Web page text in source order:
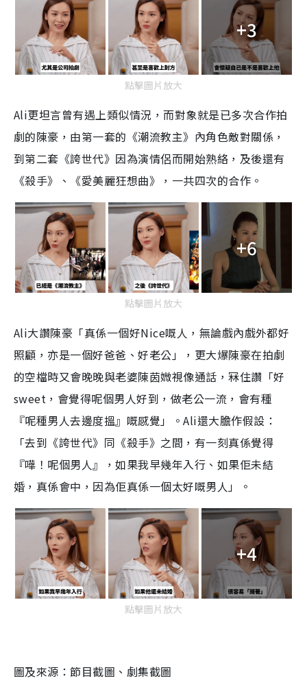
+3
點擊圖片放大
Ali更坦言曾有遇上類似情況，而對象就是已多次合作拍
劇的陳豪，由第一套的《潮流教主》內角色敵對關係，
到第二套《誇世代》因為演情侶而開始熟絡，及後還有
《殺手》、《愛美麗狂想曲》，一共四次的合作。
+6
點擊圖片放大
Ali大讚陳豪「真係一個好Nice嘅人，無論戲內戲外都好
照顧，亦是一個好爸爸、好老公」，更大爆陳豪在拍劇
的空檔時又會晚晚與老婆陳茵媺視像通話，冧住讚「好
sweet，會覺得呢個男人好到，做老公一流，會有種
『呢種男人去邊度搵』嘅感覺」。Ali還大膽作假設：
「去到《誇世代》同《殺手》之間，有一刻真係覺得
『嘩！呢個男人』，如果我早幾年入行、如果佢未結
婚，真係會中，因為佢真係一個太好嘅男人」。
+4
點擊圖片放大
圖及來源：節目截圖、劇集截圖